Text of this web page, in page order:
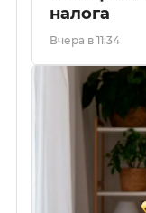
налога
Вчера в 11:34